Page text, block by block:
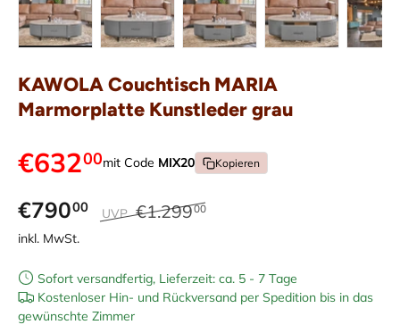
Bild 1 in Galerieansicht laden
Bild 2 in Galerieansicht laden
Bild 3 in Galerieansicht laden
Bild 4 in Bild 5
KAWOLA Couchtisch MARIA
Marmorplatte Kunstleder grau
€63200mit Code MIX20 Kopieren
€79000 UVP €1.29900
inkl. MwSt.
Sofort versandfertig, Lieferzeit: ca. 5 - 7 Tage
Kostenloser Hin- und Rückversand per Spedition bis in das
gewünschte Zimmer